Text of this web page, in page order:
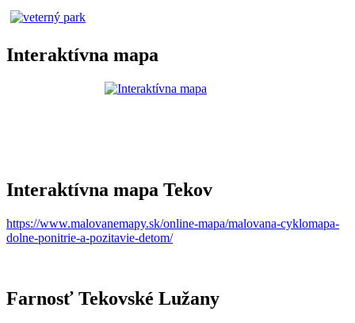
Interaktívna mapa
Interaktívna mapa Tekov
https://www.malovanemapy.sk/online-mapa/malovana-cyklomapa-
dolne-ponitrie-a-pozitavie-detom/
Farnosť Tekovské Lužany